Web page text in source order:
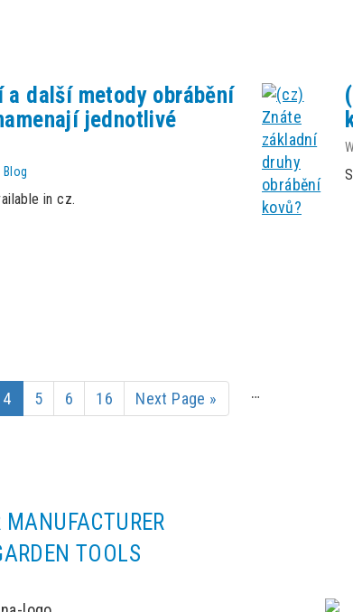
a další metody obrábění
jednotlivé
Blog
in cz.
4 5 6 …
16 Next Page »
TOOLS